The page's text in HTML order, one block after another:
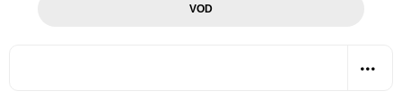
VOD